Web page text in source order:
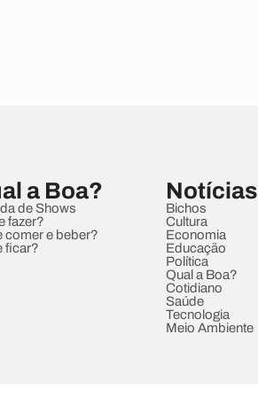
a Boa?
de Shows
fazer?
comer e beber?
ficar?
Notícias
Bichos
Cultura
Economia
Educação
Política
Qual a Boa?
Cotidiano
Saúde
Tecnologia
Meio Ambiente